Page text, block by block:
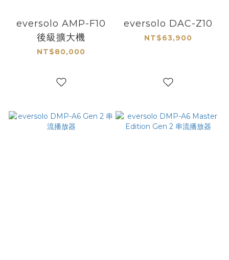
eversolo AMP-F10
後級擴大機
NT$80,000
eversolo DAC-Z10
NT$63,900